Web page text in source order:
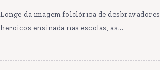
Longe da imagem folclórica de desbravadores
heroicos ensinada nas escolas, as...